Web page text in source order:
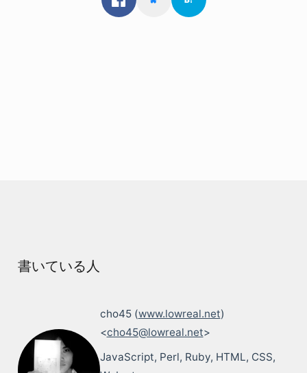
書いている人
cho45 (www.lowreal.net)
<cho45@lowreal.net>
JavaScript, Perl, Ruby, HTML, CSS,